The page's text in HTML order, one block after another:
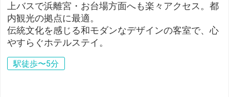
上バスで浜離宮・お台場方面へも楽々アクセス。都
内観光の拠点に最適。
伝統文化を感じる和モダンなデザインの客室で、心
やすらぐホテルステイ。
駅徒歩〜5分